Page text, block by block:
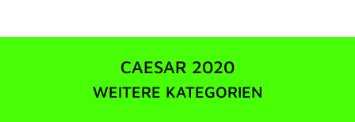
CAESAR 2020
WEITERE KATEGORIEN